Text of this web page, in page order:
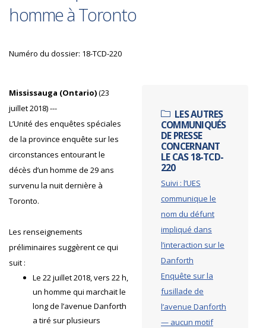
homme à Toronto
Numéro du dossier: 18-TCD-220
LES AUTRES
COMMUNIQUÉS
DE PRESSE
CONCERNANT
LE CAS 18-TCD-
220
Suivi : l’UES
communique le
nom du défunt
impliqué dans
l’interaction sur le
Danforth
Enquête sur la
fusillade de
l’avenue Danforth
— aucun motif
Mississauga (Ontario)(23
juillet 2018) ---
L’Unité des enquêtes spéciales
de la province enquête sur les
circonstances entourant le
décès d’un homme de 29 ans
survenu la nuit dernière à
Toronto.
Les renseignements
préliminaires suggèrent ce qui
suit :
Le 22 juillet 2018, vers 22 h,
un homme qui marchait le
long de l’avenue Danforth
a tiré sur plusieurs